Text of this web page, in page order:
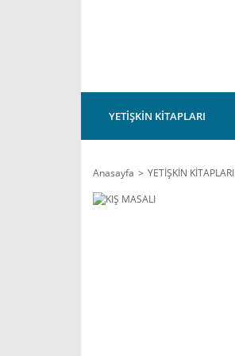
YETİŞKİN KİTAPLARI
Anasayfa YETİŞKİN KİTAPLARI